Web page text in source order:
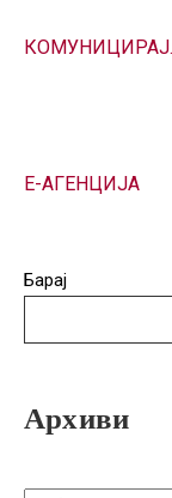
ЗА
Е-АГЕНЦИЈА
Барај
Архиви